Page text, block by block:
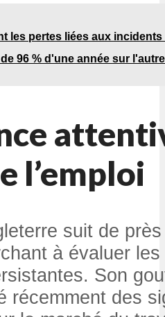
les pertes liées aux
96 % d'une année sur
l’emploi
suit de
à évaluer
Son
récemment des